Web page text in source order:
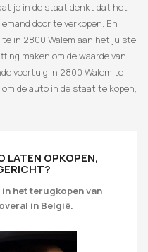
je in de staat denkt dat het
door te verkopen. En
in 2800 Walem aan het juiste
maken om de waarde van
voertuig in 2800 Walem te
de auto in de staat te kopen,
LATEN OPKOPEN,
het terugkopen van
in België.